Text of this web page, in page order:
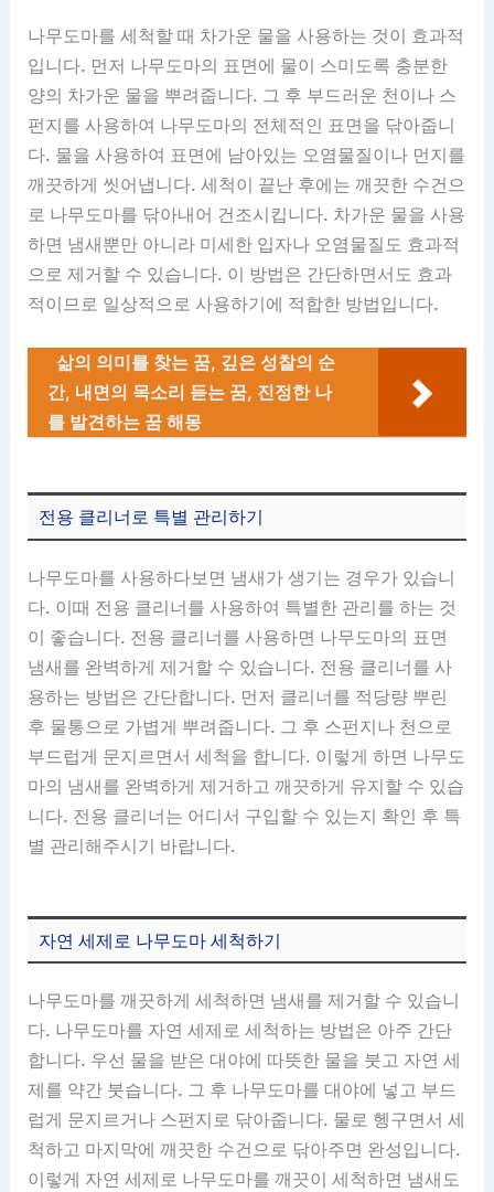
나무도마를 세척할 때 차가운 물을 사용하는 것이 효과적
입니다. 먼저 나무도마의 표면에 물이 스미도록 충분한
양의 차가운 물을 뿌려줍니다. 그 후 부드러운 천이나 스
펀지를 사용하여 나무도마의 전체적인 표면을 닦아줍니
다. 물을 사용하여 표면에 남아있는 오염물질이나 먼지를
깨끗하게 씻어냅니다. 세척이 끝난 후에는 깨끗한 수건으
로 나무도마를 닦아내어 건조시킵니다. 차가운 물을 사용
하면 냄새뿐만 아니라 미세한 입자나 오염물질도 효과적
으로 제거할 수 있습니다. 이 방법은 간단하면서도 효과
적이므로 일상적으로 사용하기에 적합한 방법입니다.
삶의 의미를 찾는 꿈, 깊은 성찰의 순
간, 내면의 목소리 듣는 꿈, 진정한 나
를 발견하는 꿈 해몽
전용 클리너로 특별 관리하기
나무도마를 사용하다보면 냄새가 생기는 경우가 있습니
다. 이때 전용 클리너를 사용하여 특별한 관리를 하는 것
이 좋습니다. 전용 클리너를 사용하면 나무도마의 표면
냄새를 완벽하게 제거할 수 있습니다. 전용 클리너를 사
용하는 방법은 간단합니다. 먼저 클리너를 적당량 뿌린
후 물통으로 가볍게 뿌려줍니다. 그 후 스펀지나 천으로
부드럽게 문지르면서 세척을 합니다. 이렇게 하면 나무도
마의 냄새를 완벽하게 제거하고 깨끗하게 유지할 수 있습
니다. 전용 클리너는 어디서 구입할 수 있는지 확인 후 특
별 관리해주시기 바랍니다.
자연 세제로 나무도마 세척하기
나무도마를 깨끗하게 세척하면 냄새를 제거할 수 있습니
다. 나무도마를 자연 세제로 세척하는 방법은 아주 간단
합니다. 우선 물을 받은 대야에 따뜻한 물을 붓고 자연 세
제를 약간 붓습니다. 그 후 나무도마를 대야에 넣고 부드
럽게 문지르거나 스펀지로 닦아줍니다. 물로 헹구면서 세
척하고 마지막에 깨끗한 수건으로 닦아주면 완성입니다.
이렇게 자연 세제로 나무도마를 깨끗이 세척하면 냄새도